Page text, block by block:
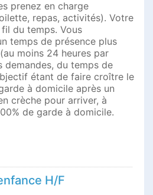
prenez en charge
repas, activités). Votre
du temps. Vous
temps de présence plus
moins 24 heures par
demandes, du temps de
étant de faire croître le
à domicile après un
crèche pour arriver, à
de garde à domicile.
H/F